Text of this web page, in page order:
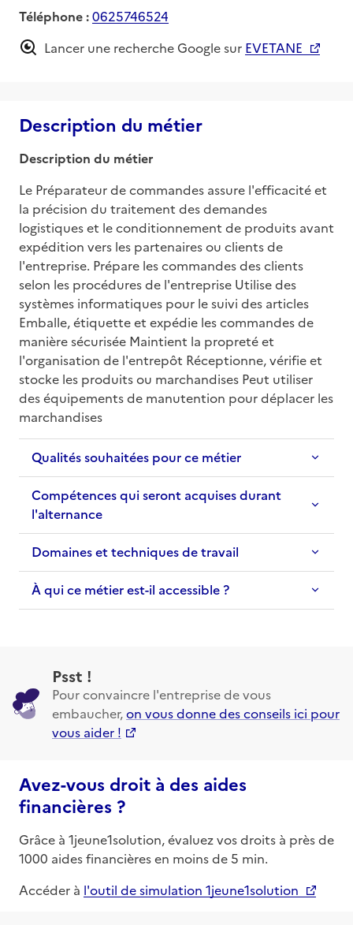
Téléphone :0625746524
Lancer une recherche Google sur EVETANE
Description du métier
Description du métier
Le Préparateur de commandes assure l'efficacité et
la précision du traitement des demandes
logistiques et le conditionnement de produits avant
expédition vers les partenaires ou clients de
l'entreprise. Prépare les commandes des clients
selon les procédures de l'entreprise Utilise des
systèmes informatiques pour le suivi des articles
Emballe, étiquette et expédie les commandes de
manière sécurisée Maintient la propreté et
l'organisation de l'entrepôt Réceptionne, vérifie et
stocke les produits ou marchandises Peut utiliser
des équipements de manutention pour déplacer les
marchandises
Qualités souhaitées pour ce métier
Compétences qui seront acquises durant
l'alternance
Domaines et techniques de travail
À qui ce métier est-il accessible ?
Psst !
Pour convaincre l'entreprise de vous
embaucher,on vous donne des conseils ici pour
vous aider !
Avez-vous droit à des aides
financières ?
Grâce à 1jeune1solution, évaluez vos droits à près de
1000 aides financières en moins de 5 min.
Accéder à l'outil de simulation 1jeune1solution